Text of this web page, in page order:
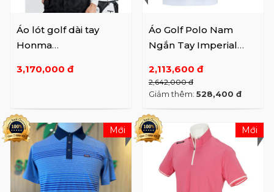
Áo lót golf dài tay
Honma
3,170,000 đ
Áo Golf Polo Nam
Ngắn Tay Imperial
2,113,600 đ
2,642,000 đ
Giảm thêm: 528,400 đ
Mới Mới